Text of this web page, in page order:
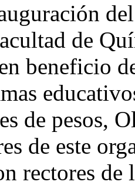
de
beneficio
de pesos,
de este
rectores